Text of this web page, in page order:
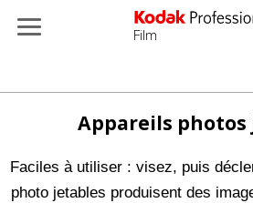
Aller
principal
Film
Appareils photos
Faciles à utiliser : visez, puis
photo jetables produisent des